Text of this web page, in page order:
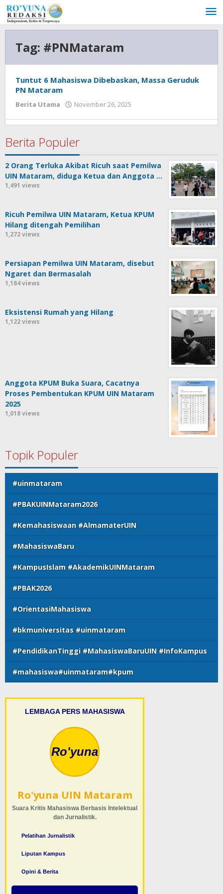
Lewati
ke
konten
Tag: #PNMataram
Tuntut 6 Mahasiswa Dibebaskan, Massa Geruduk
PN Mataram
Berita Utama November 26, 2025
Berita Populer
2 Orang Terluka Akibat Ricuh saat Pemilwa
UIN Mataram, diduga Ketua dan Anggota …
1,491 views
Ricuh Pemilwa UIN Mataram, Ketua KPUM
Hilang ditengah Pemilihan
1,272 views
Persiapan Pemilwa UIN Mataram, disebut
Ngaret dan Bermasalah
1,184 views
Eksistensi Rumah yang Hilang
1,122 views
Anggota KPUM Buka Suara, Cacatnya
Proses Pembentukan KPUM UIN Mataram
2025
1,018 views
Topik Populer
#uinmataram
#PBAKUINMataram2026
#Kemahasiswaan #AlmamaterUIN
#MahasiswaBaru
#KampusIslam #AkademikUINMataram
#PBAK2026
#OrientasiMahasiswa
#bkmuniversitas #uinmataram
#PendidikanTinggi #MahasiswaBaruUIN #InfoKampus
#mahasiswa#uinmataram#kpum
LEMBAGA PERS MAHASISWA
Ro'yuna
Ro'yuna UIN Mataram
Suara Kritis Mahasiswa Berbasis Intelektual
dan Jurnalistik.
Pelatihan Jurnalistik
Liputan Kampus
Opini & Berita